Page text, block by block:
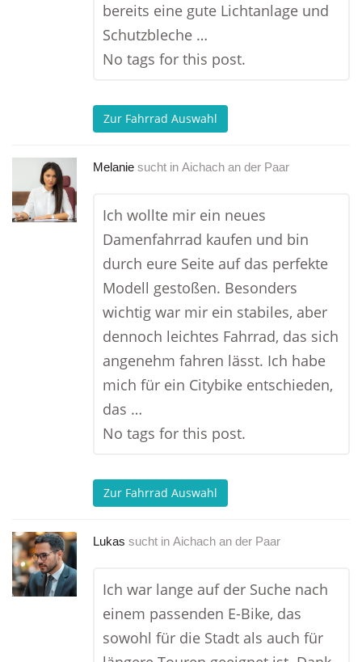
bereits eine gute Lichtanlage und
Schutzbleche …
No tags for this post.
Zur Fahrrad Auswahl
Melanie sucht in Aichach an der Paar
Ich wollte mir ein neues
Damenfahrrad kaufen und bin
durch eure Seite auf das perfekte
Modell gestoßen. Besonders
wichtig war mir ein stabiles, aber
dennoch leichtes Fahrrad, das sich
angenehm fahren lässt. Ich habe
mich für ein Citybike entschieden,
das …
No tags for this post.
Zur Fahrrad Auswahl
Lukas sucht in Aichach an der Paar
Ich war lange auf der Suche nach
einem passenden E-Bike, das
sowohl für die Stadt als auch für